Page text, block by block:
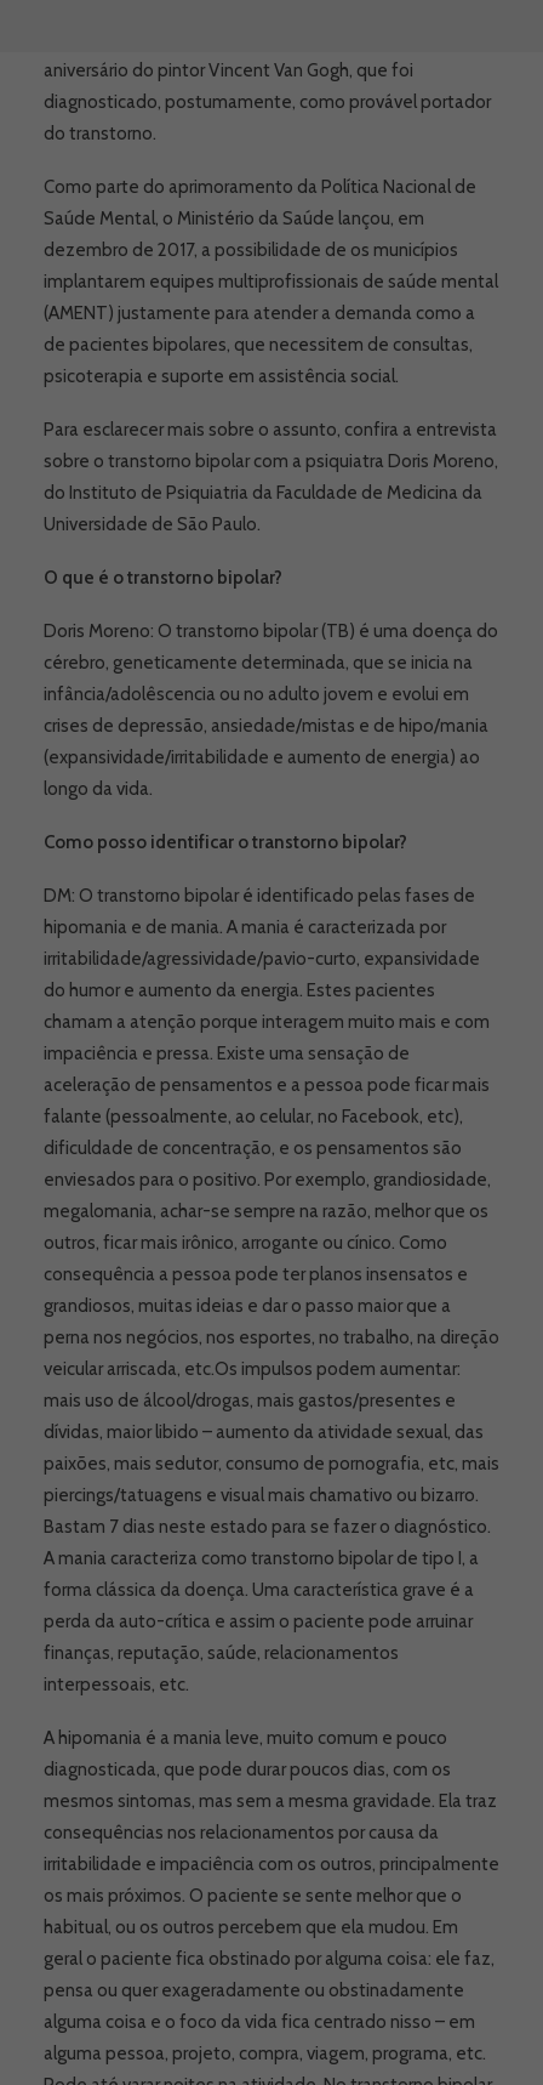
aniversário do pintor Vincent Van Gogh, que foi
diagnosticado, postumamente, como provável portador
do transtorno.
Como parte do aprimoramento da Política Nacional de
Saúde Mental, o Ministério da Saúde lançou, em
dezembro de 2017, a possibilidade de os municípios
implantarem equipes multiprofissionais de saúde mental
(AMENT) justamente para atender a demanda como a
de pacientes bipolares, que necessitem de consultas,
psicoterapia e suporte em assistência social.
Para esclarecer mais sobre o assunto, confira a entrevista
sobre o transtorno bipolar com a psiquiatra Doris Moreno,
do Instituto de Psiquiatria da Faculdade de Medicina da
Universidade de São Paulo.
O que é o transtorno bipolar?
Doris Moreno: O transtorno bipolar (TB) é uma doença do
cérebro, geneticamente determinada, que se inicia na
infância/adolêscencia ou no adulto jovem e evolui em
crises de depressão, ansiedade/mistas e de hipo/mania
(expansividade/irritabilidade e aumento de energia) ao
longo da vida.
Como posso identificar o transtorno bipolar?
DM: O transtorno bipolar é identificado pelas fases de
hipomania e de mania. A mania é caracterizada por
irritabilidade/agressividade/pavio-curto, expansividade
do humor e aumento da energia. Estes pacientes
chamam a atenção porque interagem muito mais e com
impaciência e pressa. Existe uma sensação de
aceleração de pensamentos e a pessoa pode ficar mais
falante (pessoalmente, ao celular, no Facebook, etc),
dificuldade de concentração, e os pensamentos são
enviesados para o positivo. Por exemplo, grandiosidade,
megalomania, achar-se sempre na razão, melhor que os
outros, ficar mais irônico, arrogante ou cínico. Como
consequência a pessoa pode ter planos insensatos e
grandiosos, muitas ideias e dar o passo maior que a
perna nos negócios, nos esportes, no trabalho, na direção
veicular arriscada, etc.Os impulsos podem aumentar:
mais uso de álcool/drogas, mais gastos/presentes e
dívidas, maior libido – aumento da atividade sexual, das
paixões, mais sedutor, consumo de pornografia, etc, mais
piercings/tatuagens e visual mais chamativo ou bizarro.
Bastam 7 dias neste estado para se fazer o diagnóstico.
A mania caracteriza como transtorno bipolar de tipo I, a
forma clássica da doença. Uma característica grave é a
perda da auto-crítica e assim o paciente pode arruinar
finanças, reputação, saúde, relacionamentos
interpessoais, etc.
A hipomania é a mania leve, muito comum e pouco
diagnosticada, que pode durar poucos dias, com os
mesmos sintomas, mas sem a mesma gravidade. Ela traz
consequências nos relacionamentos por causa da
irritabilidade e impaciência com os outros, principalmente
os mais próximos. O paciente se sente melhor que o
habitual, ou os outros percebem que ela mudou. Em
geral o paciente fica obstinado por alguma coisa: ele faz,
pensa ou quer exageradamente ou obstinadamente
alguma coisa e o foco da vida fica centrado nisso – em
alguma pessoa, projeto, compra, viagem, programa, etc.